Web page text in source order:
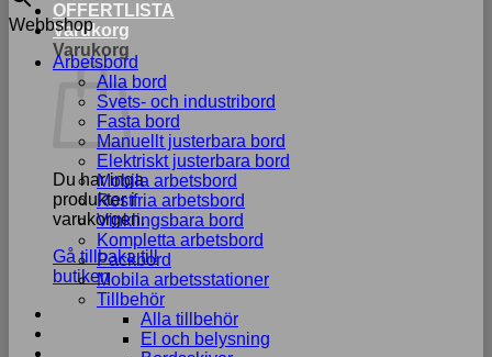
OFFERTLISTA
Varukorg
Varukorg
Du har inga
produkter i
varukorgen.
Gå tillbaka till
butiken
Webbshop
Arbetsbord
Alla bord
Svets- och industribord
Fasta bord
Manuellt justerbara bord
Elektriskt justerbara bord
Mobila arbetsbord
Rostfria arbetsbord
Vinklingsbara bord
Kompletta arbetsbord
Packbord
Mobila arbetsstationer
Tillbehör
Alla tillbehör
El och belysning